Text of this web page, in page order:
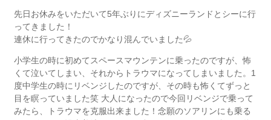
先日お休みをいただいて5年ぶりにディズニーランドとシーに行
ってきました！
連休に行ってきたのでかなり混んでいました💦
小学生の時に初めてスペースマウンテンに乗ったのですが、怖
くて泣いてしまい、それからトラウマになってしまいました。1
度中学生の時にリベンジしたのですが、その時も怖くてずっと
目を瞑っていました笑 大人になったので今回リベンジで乗って
みたら、トラウマを克服出来ました！念願のソアリンにも乗る